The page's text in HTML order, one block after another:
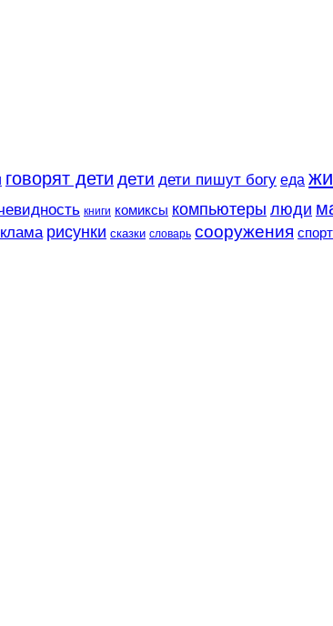
говорят дети дети дети пишут богу еда
книги комиксы компьютеры люди
рисунки сказки словарь сооружения спорт